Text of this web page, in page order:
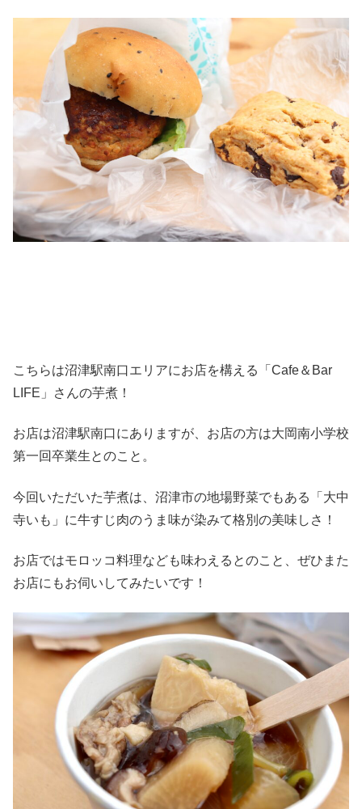
こちらは沼津駅南口エリアにお店を構える「Cafe＆Bar
LIFE」さんの芋煮！
お店は沼津駅南口にありますが、お店の方は大岡南小学校
第一回卒業生とのこと。
今回いただいた芋煮は、沼津市の地場野菜でもある「大中
寺いも」に牛すじ肉のうま味が染みて格別の美味しさ！
お店ではモロッコ料理なども味わえるとのこと、ぜひまた
お店にもお伺いしてみたいです！